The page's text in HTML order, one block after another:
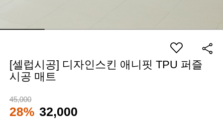
[셀럽시공] 디자인스킨 애니핏 TPU 퍼즐
시공 매트
45,000
28% 32,000